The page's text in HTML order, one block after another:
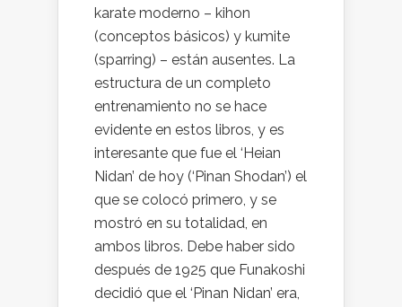
karate moderno – kihon
(conceptos básicos) y kumite
(sparring) – están ausentes. La
estructura de un completo
entrenamiento no se hace
evidente en estos libros, y es
interesante que fue el ‘Heian
Nidan’ de hoy (‘Pinan Shodan’) el
que se colocó primero, y se
mostró en su totalidad, en
ambos libros. Debe haber sido
después de 1925 que Funakoshi
decidió que el ‘Pinan Nidan’ era,